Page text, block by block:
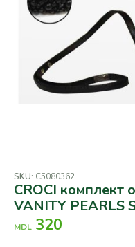
SKU: C5080362
CROCI комплект
VANITY PEARLS
MDL 320